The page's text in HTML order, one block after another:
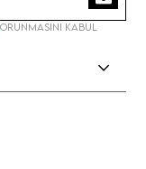
kabul